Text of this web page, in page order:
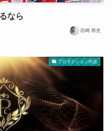
なら
岩崎 将史
プロダクション作品